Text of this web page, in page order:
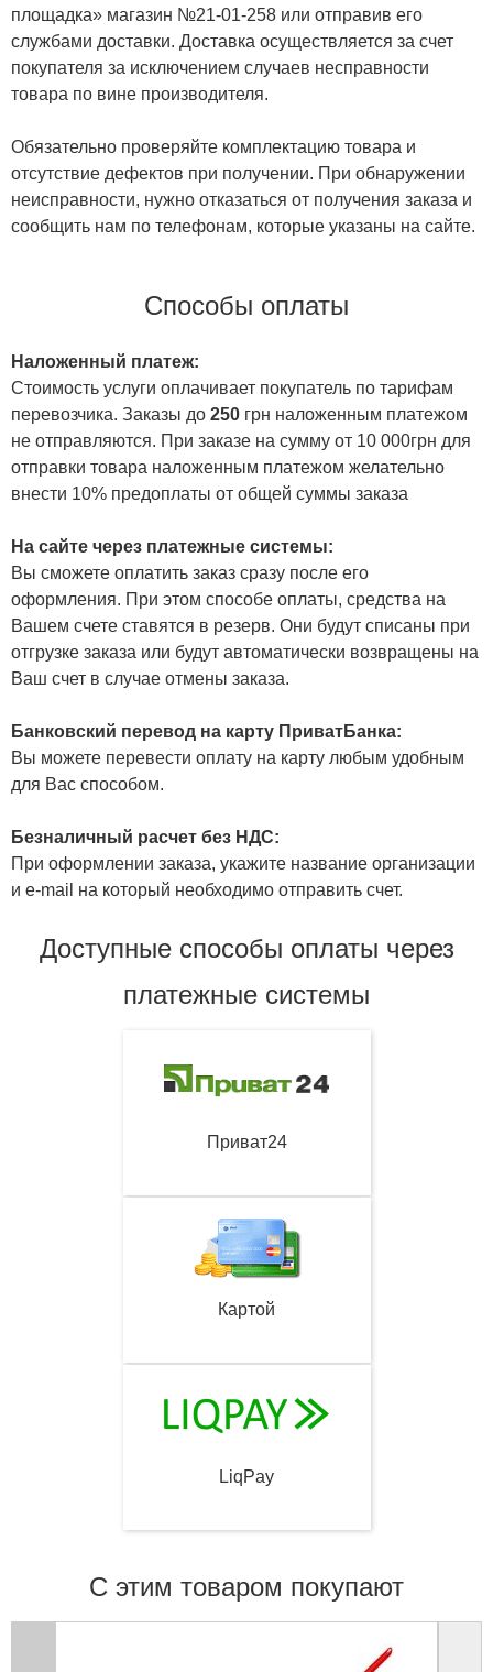
площадка» магазин №21-01-258 или отправив его
службами доставки. Доставка осуществляется за счет
покупателя за исключением случаев несправности
товара по вине производителя.
Обязательно проверяйте комплектацию товара и
отсутствие дефектов при получении. При обнаружении
неисправности, нужно отказаться от получения заказа и
сообщить нам по телефонам, которые указаны на сайте.
Способы оплаты
Наложенный платеж:
Стоимость услуги оплачивает покупатель по тарифам
перевозчика. Заказы до 250 грн наложенным платежом
не отправляются. При заказе на сумму от 10 000грн для
отправки товара наложенным платежом желательно
внести 10% предоплаты от общей суммы заказа
На сайте через платежные системы:
Вы сможете оплатить заказ сразу после его
оформления. При этом способе оплаты, средства на
Вашем счете ставятся в резерв. Они будут списаны при
отгрузке заказа или будут автоматически возвращены на
Ваш счет в случае отмены заказа.
Банковский перевод на карту ПриватБанка:
Вы можете перевести оплату на карту любым удобным
для Вас способом.
Безналичный расчет без НДС:
При оформлении заказа, укажите название организации
и e-mail на который необходимо отправить счет.
Доступные способы оплаты через
платежные системы
Приват24
Картой
LiqPay
С этим товаром покупают